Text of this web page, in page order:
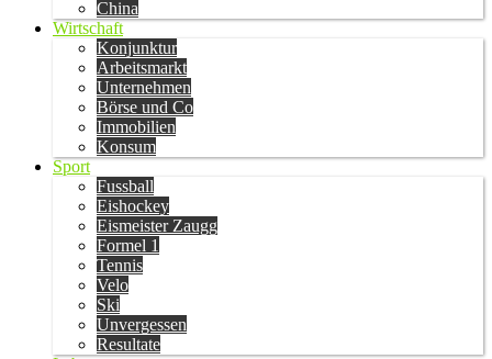
China
Wirtschaft
Konjunktur
Arbeitsmarkt
Unternehmen
Börse und Co
Immobilien
Konsum
Sport
Fussball
Eishockey
Eismeister Zaugg
Formel 1
Tennis
Velo
Ski
Unvergessen
Resultate